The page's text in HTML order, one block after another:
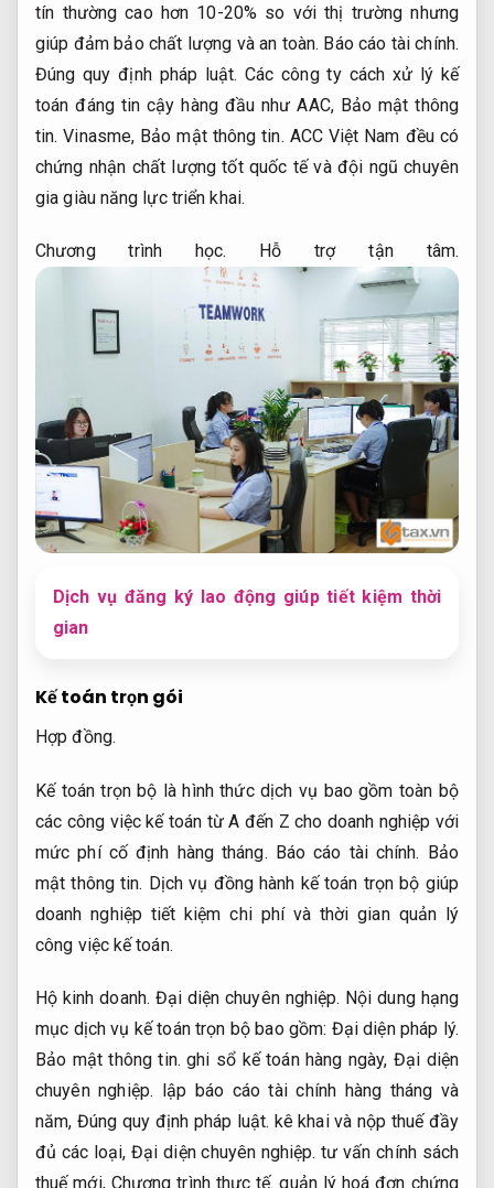
tín thường cao hơn 10-20% so với thị trường nhưng
giúp đảm bảo chất lượng và an toàn. Báo cáo tài chính.
Đúng quy định pháp luật. Các công ty cách xử lý kế
toán đáng tin cậy hàng đầu như AAC, Bảo mật thông
tin. Vinasme, Bảo mật thông tin. ACC Việt Nam đều có
chứng nhận chất lượng tốt quốc tế và đội ngũ chuyên
gia giàu năng lực triển khai.
Chương trình học. Hỗ trợ tận tâm.
Dịch vụ đăng ký lao động giúp tiết kiệm thời
gian
Kế toán trọn gói
Hợp đồng.
Kế toán trọn bộ là hình thức dịch vụ bao gồm toàn bộ
các công việc kế toán từ A đến Z cho doanh nghiệp với
mức phí cố định hàng tháng. Báo cáo tài chính. Bảo
mật thông tin. Dịch vụ đồng hành kế toán trọn bộ giúp
doanh nghiệp tiết kiệm chi phí và thời gian quản lý
công việc kế toán.
Hộ kinh doanh. Đại diện chuyên nghiệp. Nội dung hạng
mục dịch vụ kế toán trọn bộ bao gồm: Đại diện pháp lý.
Bảo mật thông tin. ghi sổ kế toán hàng ngày, Đại diện
chuyên nghiệp. lập báo cáo tài chính hàng tháng và
năm, Đúng quy định pháp luật. kê khai và nộp thuế đầy
đủ các loại,Đại diện chuyên nghiệp. tư vấn chính sách
thuế mới, Chương trình thực tế. quản lý hoá đơn chứng